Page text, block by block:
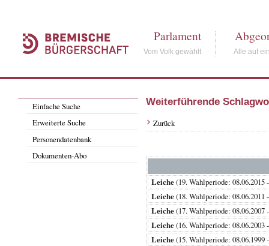
Parlament
Vom Volk gewählt Alle auf
Einfache Suche
Erweiterte Suche
Personendatenbank
Dokumenten-Abo
Weiterführende
Zurück
Leiche(19. Wahlperiode:
Leiche(18. Wahlperiode:
Leiche(17. Wahlperiode:
Leiche(16. Wahlperiode:
Leiche(15. Wahlperiode: